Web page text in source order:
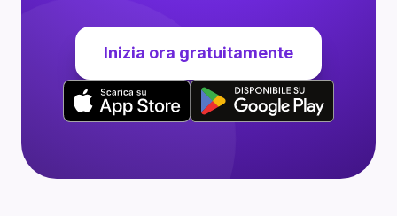
Inizia ora gratuitamente